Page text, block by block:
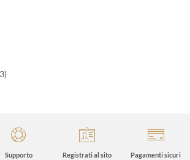
Supporto Registrati al sito Pagamenti sicuri